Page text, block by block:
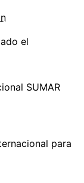
el
SUMAR
para